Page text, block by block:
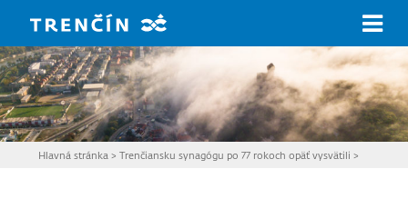
Hlavná stránka >Trenčiansku synagógu po 77 rokoch opäť vysvätili >